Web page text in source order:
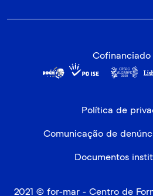
Cofinanciado
Política de
Comunicação de
Documentos
2021 © for-mar - Centro de